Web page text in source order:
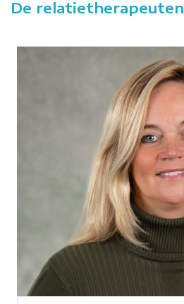
De relatietherapeuten